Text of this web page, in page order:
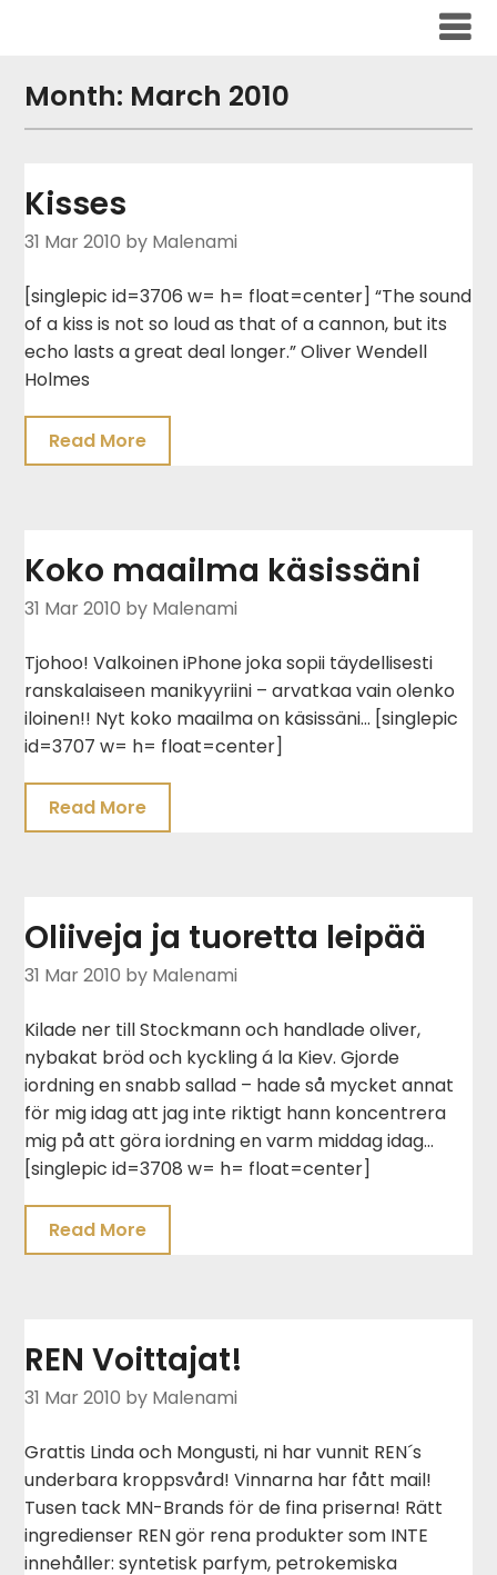
Month: March 2010
Kisses
31 Mar 2010 by Malenami
[singlepic id=3706 w= h= float=center] “The sound
of a kiss is not so loud as that of a cannon, but its
echo lasts a great deal longer.” Oliver Wendell
Holmes
Read More
Koko maailma käsissäni
31 Mar 2010 by Malenami
Tjohoo! Valkoinen iPhone joka sopii täydellisesti
ranskalaiseen manikyyriini – arvatkaa vain olenko
iloinen!! Nyt koko maailma on käsissäni… [singlepic
id=3707 w= h= float=center]
Read More
Oliiveja ja tuoretta leipää
31 Mar 2010 by Malenami
Kilade ner till Stockmann och handlade oliver,
nybakat bröd och kyckling á la Kiev. Gjorde
iordning en snabb sallad – hade så mycket annat
för mig idag att jag inte riktigt hann koncentrera
mig på att göra iordning en varm middag idag…
[singlepic id=3708 w= h= float=center]
Read More
REN Voittajat!
31 Mar 2010 by Malenami
Grattis Linda och Mongusti, ni har vunnit REN´s
underbara kroppsvård! Vinnarna har fått mail!
Tusen tack MN-Brands för de fina priserna! Rätt
ingredienser REN gör rena produkter som INTE
innehåller: syntetisk parfym, petrokemiska